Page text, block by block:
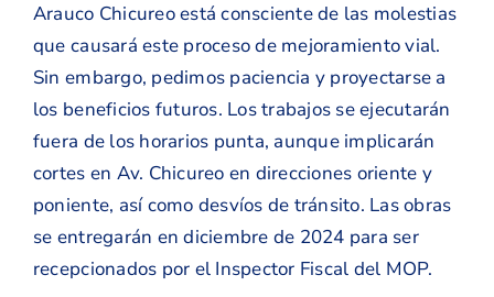
Arauco Chicureo está consciente de las molestias
que causará este proceso de mejoramiento vial.
Sin embargo, pedimos paciencia y proyectarse a
los beneficios futuros. Los trabajos se ejecutarán
fuera de los horarios punta, aunque implicarán
cortes en Av. Chicureo en direcciones oriente y
poniente, así como desvíos de tránsito. Las obras
se entregarán en diciembre de 2024 para ser
recepcionados por el Inspector Fiscal del MOP.